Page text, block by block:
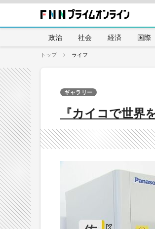
政治 社会 経済 国際
トップ ライフ
『カイコで世界
ギャラリー